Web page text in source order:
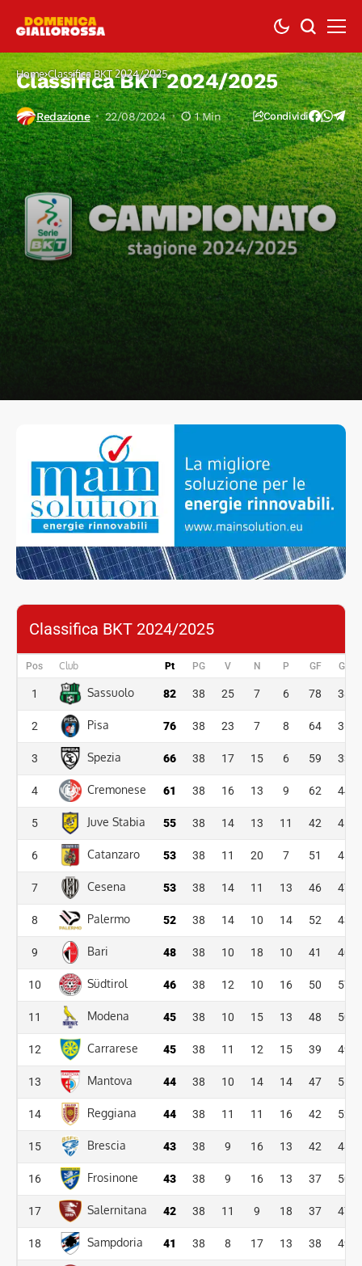
Home Classifica BKT 2024/2025
Classifica BKT 2024/2025
Redazione 22/08/2024 1 Min Condividi
Classifica BKT 2024/2025
Pos Club Pt PG V N P GF GS
1 Sassuolo 82 38 25 7 6 78 38
2 Pisa 76 38 23 7 8 64 36
3 Spezia 66 38 17 15 6 59 33
4 Cremonese 61 38 16 13 9 62 44
5 Juve Stabia 55 38 14 13 11 42 41
6 Catanzaro 53 38 11 20 7 51 45
7 Cesena 53 38 14 11 13 46 47
8 Palermo 52 38 14 10 14 52 43
9 Bari 48 38 10 18 10 41 40
10 Südtirol 46 38 12 10 16 50 57
11 Modena 45 38 10 15 13 48 50
12 Carrarese 45 38 11 12 15 39 49
13 Mantova 44 38 10 14 14 47 56
14 Reggiana 44 38 11 11 16 42 52
15 Brescia 43 38 9 16 13 42 48
16 Frosinone 43 38 9 16 13 37 50
17 Salernitana 42 38 11 9 18 37 47
18 Sampdoria 41 38 8 17 13 38 49